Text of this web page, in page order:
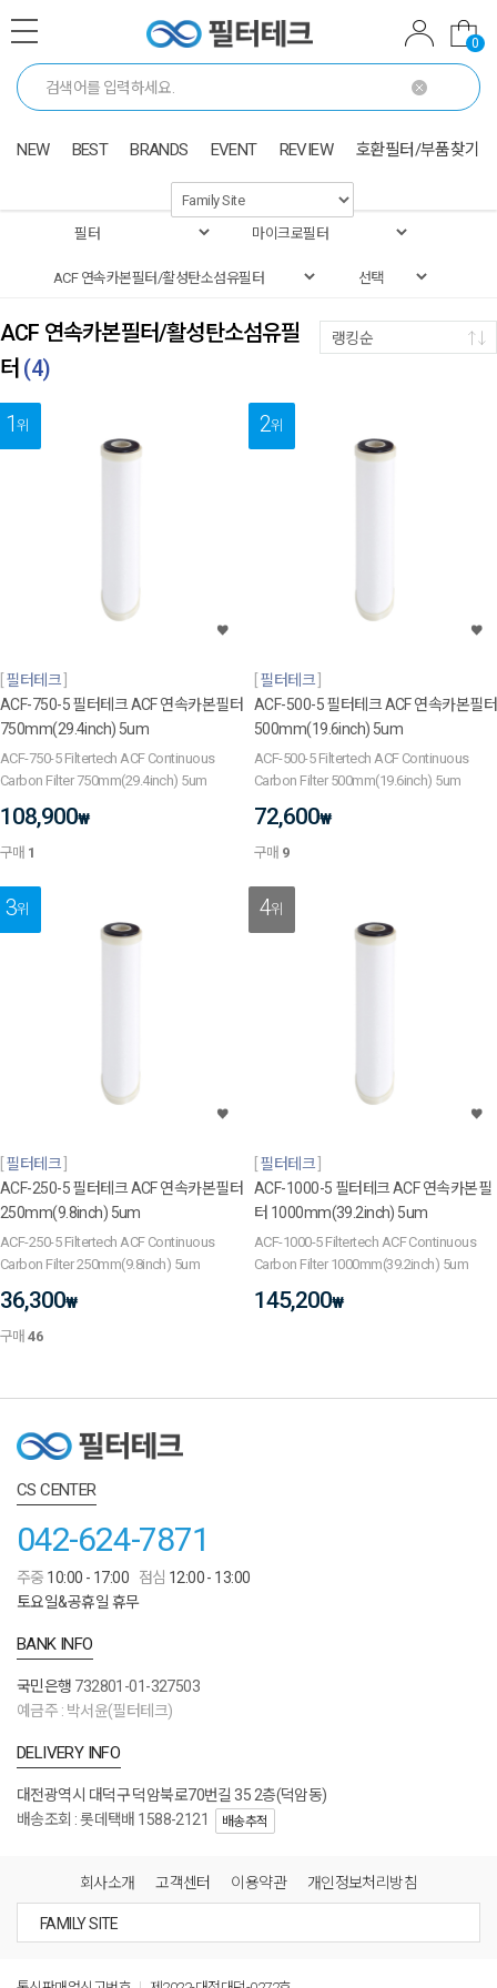
0
NEW BEST BRANDS EVENT REVIEW 호환필터/부품찾기
ACF 연속카본필터/활성탄소섬유필
터 (4)
랭킹순
1위
필터테크
ACF-750-5 필터테크 ACF 연속카본필터
750mm(29.4inch) 5um
ACF-750-5 Filtertech ACF Continuous
Carbon Filter 750mm(29.4inch) 5um
108,900₩
구매 1
2위
필터테크
ACF-500-5 필터테크 ACF 연속카본필터
500mm(19.6inch) 5um
ACF-500-5 Filtertech ACF Continuous
Carbon Filter 500mm(19.6inch) 5um
72,600₩
구매 9
3위
필터테크
ACF-250-5 필터테크 ACF 연속카본필터
250mm(9.8inch) 5um
ACF-250-5 Filtertech ACF Continuous
Carbon Filter 250mm(9.8inch) 5um
36,300₩
구매46
4위
필터테크
ACF-1000-5 필터테크 ACF 연속카본필
터 1000mm(39.2inch) 5um
ACF-1000-5 Filtertech ACF Continuous
Carbon Filter 1000mm(39.2inch) 5um
145,200₩
CS CENTER
042-624-7871
주중 10:00 - 17:00 점심 12:00 - 13:00
토요일&공휴일 휴무
BANK INFO
국민은행 732801-01-327503
예금주 : 박서윤(필터테크)
DELIVERY INFO
대전광역시 대덕구 덕암북로70번길 35 2층(덕암동)
배송조회 : 롯데택배 1588-2121
배송추적
회사소개 고객센터 이용약관 개인정보처리방침